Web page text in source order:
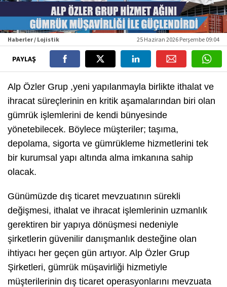
Haberler / Lojistik 25 Haziran 2026 Perşembe 09:04
PAYLAŞ
Alp Özler Grup ,yeni yapılanmayla birlikte ithalat ve
ihracat süreçlerinin en kritik aşamalarından biri olan
gümrük işlemlerini de kendi bünyesinde
yönetebilecek. Böylece müşteriler; taşıma,
depolama, sigorta ve gümrükleme hizmetlerini tek
bir kurumsal yapı altında alma imkanına sahip
olacak.
Günümüzde dış ticaret mevzuatının sürekli
değişmesi, ithalat ve ihracat işlemlerinin uzmanlık
gerektiren bir yapıya dönüşmesi nedeniyle
şirketlerin güvenilir danışmanlık desteğine olan
ihtiyacı her geçen gün artıyor. Alp Özler Grup
Şirketleri, gümrük müşavirliği hizmetiyle
müşterilerinin dış ticaret operasyonlarını mevzuata